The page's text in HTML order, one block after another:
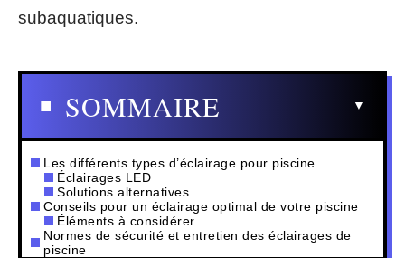
subaquatiques.
SOMMAIRE
Les différents types d’éclairage pour piscine
Éclairages LED
Solutions alternatives
Conseils pour un éclairage optimal de votre piscine
Éléments à considérer
Normes de sécurité et entretien des éclairages de
piscine